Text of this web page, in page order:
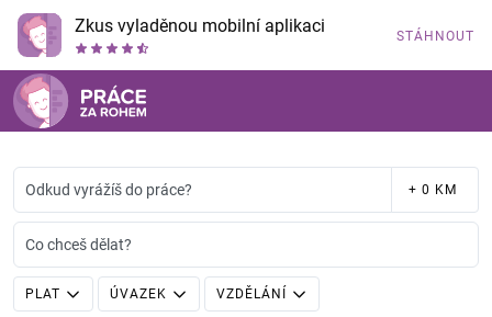
Zkus vyladěnou mobilní aplikaci STÁHNOUT
Odkud vyrážíš do práce? + 0 KM
Co chceš dělat?
PLAT ÚVAZEK VZDĚLÁNÍ